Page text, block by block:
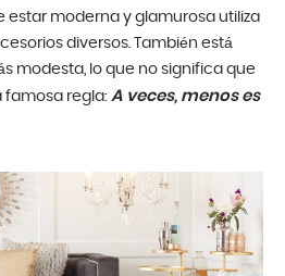
estar moderna y glamurosa utiliza
diversos. También está
modesta, lo que no significa que
famosa regla: A veces, menos es